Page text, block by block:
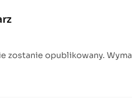
zostanie opublikowany.